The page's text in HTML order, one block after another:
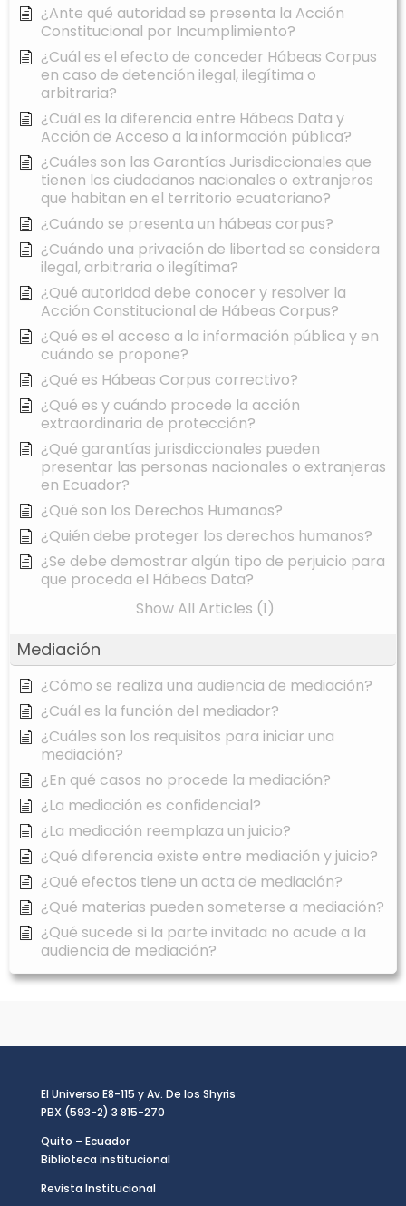
¿Ante qué autoridad se presenta la Acción
Constitucional por Incumplimiento?
¿Cuál es el efecto de conceder Hábeas Corpus
en caso de detención ilegal, ilegítima o
arbitraria?
¿Cuál es la diferencia entre Hábeas Data y
Acción de Acceso a la información pública?
¿Cuáles son las Garantías Jurisdiccionales que
tienen los ciudadanos nacionales o extranjeros
que habitan en el territorio ecuatoriano?
¿Cuándo se presenta un hábeas corpus?
¿Cuándo una privación de libertad se considera
ilegal, arbitraria o ilegítima?
¿Qué autoridad debe conocer y resolver la
Acción Constitucional de Hábeas Corpus?
¿Qué es el acceso a la información pública y en
cuándo se propone?
¿Qué es Hábeas Corpus correctivo?
¿Qué es y cuándo procede la acción
extraordinaria de protección?
¿Qué garantías jurisdiccionales pueden
presentar las personas nacionales o extranjeras
en Ecuador?
¿Qué son los Derechos Humanos?
¿Quién debe proteger los derechos humanos?
¿Se debe demostrar algún tipo de perjuicio para
que proceda el Hábeas Data?
Show All Articles (1)
Mediación
¿Cómo se realiza una audiencia de mediación?
¿Cuál es la función del mediador?
¿Cuáles son los requisitos para iniciar una
mediación?
¿En qué casos no procede la mediación?
¿La mediación es confidencial?
¿La mediación reemplaza un juicio?
¿Qué diferencia existe entre mediación y juicio?
¿Qué efectos tiene un acta de mediación?
¿Qué materias pueden someterse a mediación?
¿Qué sucede si la parte invitada no acude a la
audiencia de mediación?
El Universo E8-115 y Av. De los Shyris
PBX (593-2) 3 815-270
Quito – Ecuador
Biblioteca institucional
Revista Institucional